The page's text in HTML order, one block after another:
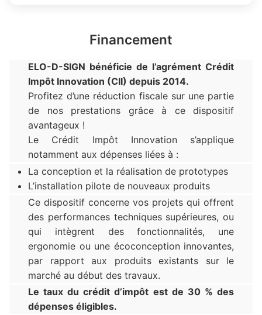
Financement
ELO-D-SIGN bénéficie de l’agrément Crédit
Impôt Innovation (CII) depuis 2014.
Profitez d’une réduction fiscale sur une partie
de nos prestations grâce à ce dispositif
avantageux !
Le Crédit Impôt Innovation s’applique
notamment aux dépenses liées à :
La conception et la réalisation de prototypes
L’installation pilote de nouveaux produits
Ce dispositif concerne vos projets qui offrent
des performances techniques supérieures, ou
qui intègrent des fonctionnalités, une
ergonomie ou une écoconception innovantes,
par rapport aux produits existants sur le
marché au début des travaux.
Le taux du crédit d’impôt est de 30 % des
dépenses éligibles.